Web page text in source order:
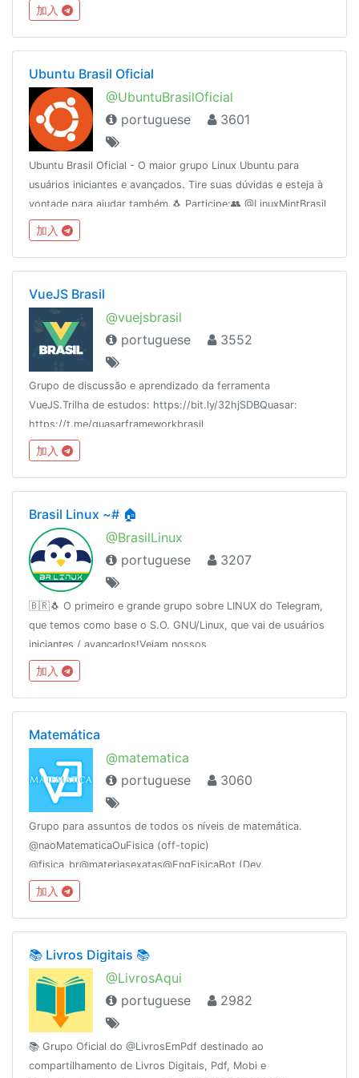
🌐 apoia.se/redetelezap
加入
Ubuntu Brasil Oficial
@UbuntuBrasilOficial
portuguese
3601
Ubuntu Brasil Oficial - O maior grupo Linux Ubuntu para
usuários iniciantes e avançados. Tire suas dúvidas e esteja à
vontade para ajudar também.🐧 Participe:👥 @LinuxMintBrasil
👥 @terminalgnulinux👥 @shellscript_x📢 @UbuntuBrasil
(canal)
加入
VueJS Brasil
@vuejsbrasil
portuguese
3552
Grupo de discussão e aprendizado da ferramenta
VueJS.Trilha de estudos: https://bit.ly/32hjSDBQuasar:
https://t.me/quasarframeworkbrasil
加入
Brasil Linux ~# 🏠
@BrasilLinux
portuguese
3207
🇧🇷🐧 O primeiro e grande grupo sobre LINUX do Telegram,
que temos como base o S.O. GNU/Linux, que vai de usuários
iniciantes / avançados!Vejam nossos
parceiros:http://urele.com/parceirosDesde: 16/11/2015
加入
Matemática
@matematica
portuguese
3060
Grupo para assuntos de todos os níveis de matemática.
@naoMatematicaOuFisica (off-topic)
@fisica_br@materiasexatas@EngFisicaBot (Dev.
加入
📚 Livros Digitais 📚
@LivrosAqui
portuguese
2982
📚 Grupo Oficial do @LivrosEmPdf destinado ao
compartilhamento de Livros Digitais, Pdf, Mobi e